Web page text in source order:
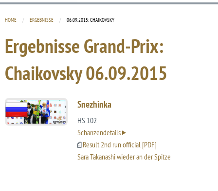
HOME ERGEBNISSE CURRENT:
06.09.2015: CHAIKOVSKY
Ergebnisse Grand-Prix:
Chaikovsky06.09.2015
Snezhinka
HS 102
Schanzendetails
Result 2nd run official [PDF]
Sara Takanashi wieder an der Spitze